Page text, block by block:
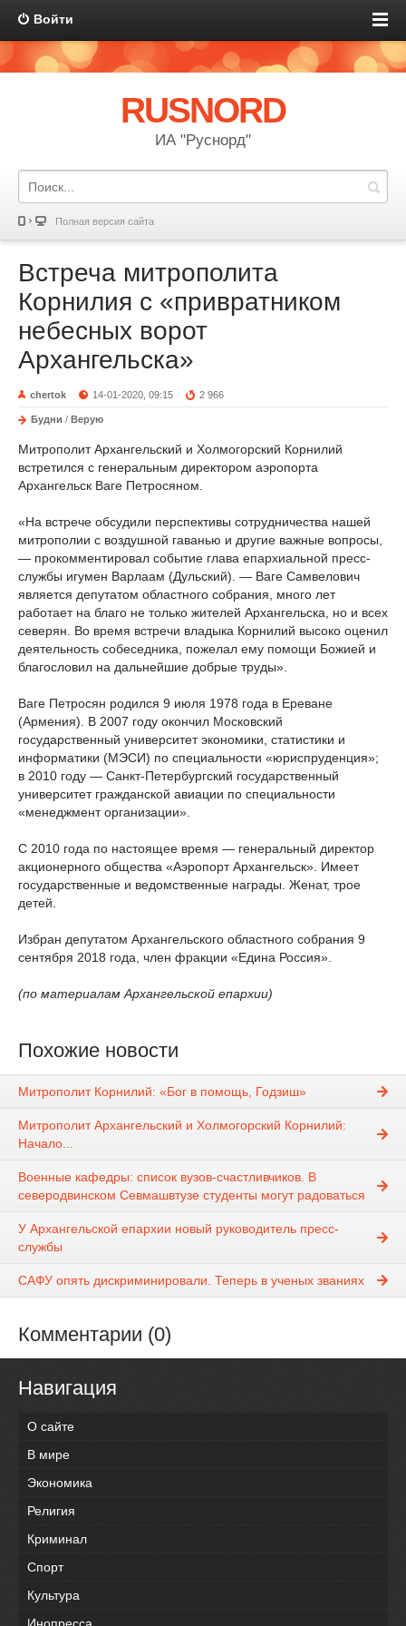
Войти
RUSNORD
ИА "Руснорд"
Полная версия сайта
Встреча митрополита
Корнилия с «привратником
небесных ворот
Архангельска»
chertok 14-01-2020, 09:15 2 966
Будни / Верую
Митрополит Архангельский и Холмогорский Корнилий
встретился с генеральным директором аэропорта
Архангельск Ваге Петросяном.
«На встрече обсудили перспективы сотрудничества нашей
митрополии с воздушной гаванью и другие важные вопросы,
— прокомментировал событие глава епархиальной пресс-
службы игумен Варлаам (Дульский). — Ваге Самвелович
является депутатом областного собрания, много лет
работает на благо не только жителей Архангельска, но и всех
северян. Во время встречи владыка Корнилий высоко оценил
деятельность собеседника, пожелал ему помощи Божией и
благословил на дальнейшие добрые труды».
Ваге Петросян родился 9 июля 1978 года в Ереване
(Армения). В 2007 году окончил Московский
государственный университет экономики, статистики и
информатики (МЭСИ) по специальности «юриспруденция»;
в 2010 году — Санкт-Петербургский государственный
университет гражданской авиации по специальности
«менеджмент организации».
С 2010 года по настоящее время — генеральный директор
акционерного общества «Аэропорт Архангельск». Имеет
государственные и ведомственные награды. Женат, трое
детей.
Избран депутатом Архангельского областного собрания 9
сентября 2018 года, член фракции «Едина Россия».
(по материалам Архангельской епархии)
Похожие новости
Митрополит Корнилий: «Бог в помощь, Годзиш»
Митрополит Архангельский и Холмогорский Корнилий:
Начало...
Военные кафедры: список вузов-счастливчиков. В
северодвинском Севмашвтузе студенты могут радоваться
У Архангельской епархии новый руководитель пресс-
службы
САФУ опять дискриминировали. Теперь в ученых званиях
Комментарии (0)
Навигация
О сайте
В мире
Экономика
Религия
Криминал
Спорт
Культура
Инопресса